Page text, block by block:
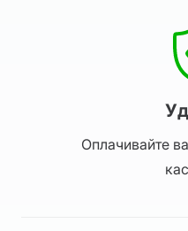
Оплачивайте